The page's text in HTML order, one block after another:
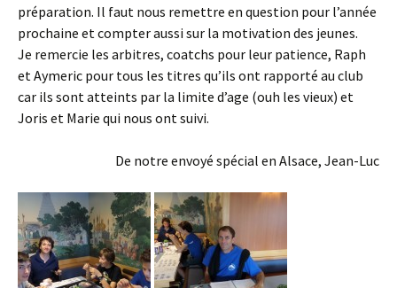
préparation. Il faut nous remettre en question pour l’année
prochaine et compter aussi sur la motivation des jeunes.
Je remercie les arbitres, coatchs pour leur patience, Raph
et Aymeric pour tous les titres qu’ils ont rapporté au club
car ils sont atteints par la limite d’age (ouh les vieux) et
Joris et Marie qui nous ont suivi.
De notre envoyé spécial en Alsace, Jean-Luc